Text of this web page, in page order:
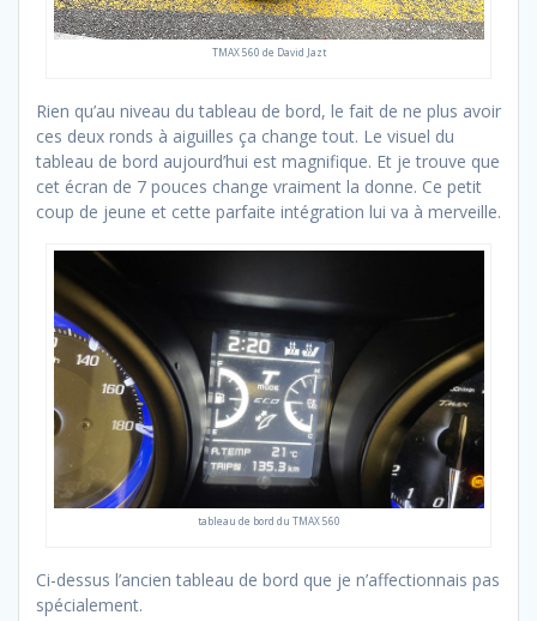
TMAX 560 de David Jazt
Rien qu’au niveau du tableau de bord, le fait de ne plus avoir
ces deux ronds à aiguilles ça change tout. Le visuel du
tableau de bord aujourd’hui est magnifique. Et je trouve que
cet écran de 7 pouces change vraiment la donne. Ce petit
coup de jeune et cette parfaite intégration lui va à merveille.
tableau de bord du TMAX 560
Ci-dessus l’ancien tableau de bord que je n’affectionnais pas
spécialement.